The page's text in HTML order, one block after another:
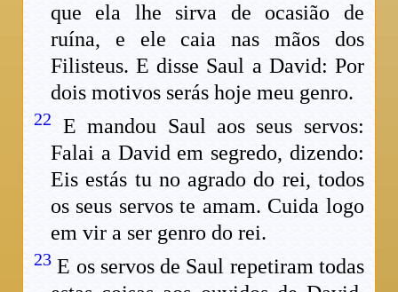
que ela lhe sirva de ocasião de
ruína, e ele caia nas mãos dos
Filisteus. E disse Saul a David: Por
dois motivos serás hoje meu genro.
22
E mandou Saul aos seus servos:
Falai a David em segredo, dizendo:
Eis estás tu no agrado do rei, todos
os seus servos te amam. Cuida logo
em vir a ser genro do rei.
23 E os servos de Saul repetiram todas